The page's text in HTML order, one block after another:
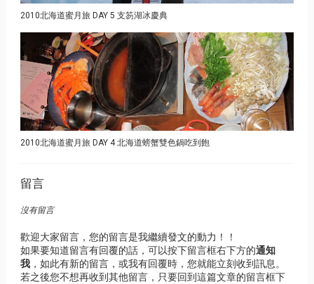
2010北海道蜜月旅 DAY 5 支笏湖冰慶典
2010北海道蜜月旅 DAY 4 北海道螃蟹雙色鍋吃到飽
留言
沒有留言
歡迎大家留言，您的留言是我繼續發文的動力！！
如果要知道留言有回覆的話，可以按下留言框右下方的通知
我，如此有新的留言，或我有回覆時，您就能立刻收到訊息。
若之後您不想再收到其他留言，只要回到這篇文章的留言框下